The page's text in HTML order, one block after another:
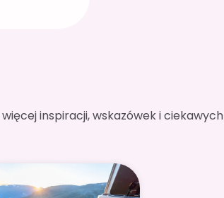
inspiracji, wskazówek i ciekawych